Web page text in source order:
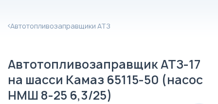
Автотопливозаправщики АТЗ
Автотопливозаправщик АТЗ-17
на шасси Камаз 65115-50 (насос
НМШ 8-25 6,3/25)